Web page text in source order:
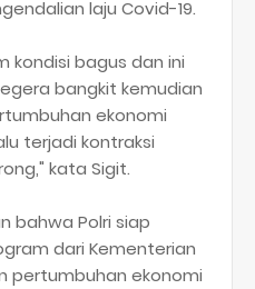
laju Covid-19.
kondisi bagus dan ini
bangkit kemudian
ekonomi
terjadi kontraksi
kata Sigit.
bahwa Polri siap
dari Kementerian
pertumbuhan ekonomi